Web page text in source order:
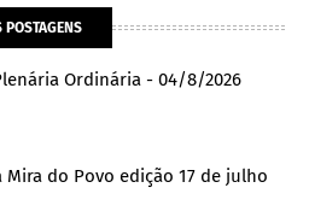
POSTAGENS
Ordinária - 04/8/2026
Mira do Povo edição 17 de julho